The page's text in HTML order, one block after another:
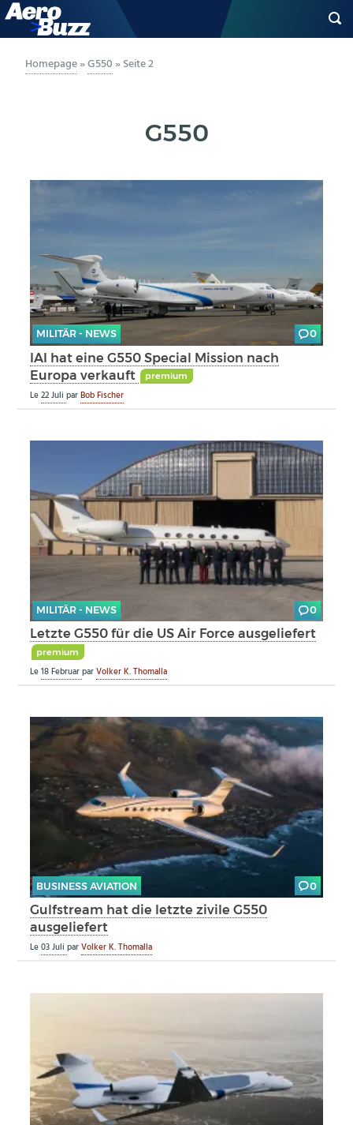
GENERAL AVIATION
MILITÄR
HELIKOPTER
BERUFE
AERO-KULTUR
Homepage»G550 »Seite 2
G550
MILITÄR - NEWS 0
IAI hat eine G550 Special Mission nach
Europa verkauft
premium
Le22 JuliparBob Fischer
MILITÄR - NEWS 0
Letzte G550 für die US Air Force ausgeliefert
premium
Le18 FebruarparVolker K. Thomalla
BUSINESS AVIATION 0
Gulfstream hat die letzte zivile G550
ausgeliefert
Le03 JuliparVolker K. Thomalla